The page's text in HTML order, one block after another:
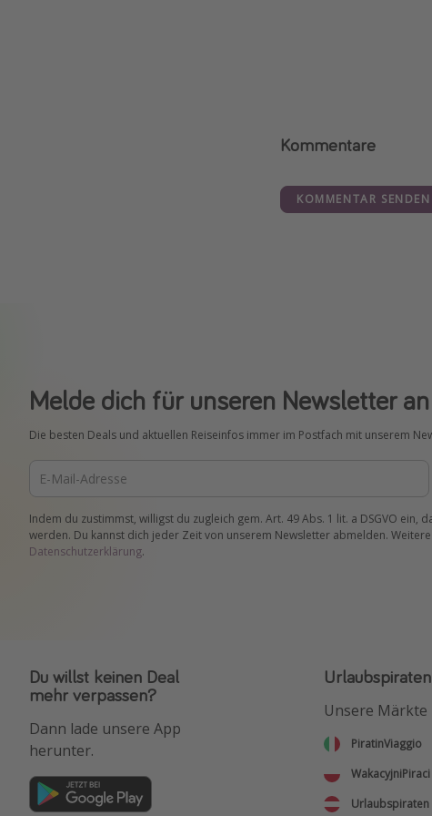
Kommentare
KOMMENTAR SENDEN
Melde dich für unseren Newsletter an
Die besten Deals und aktuellen Reiseinfos immer im Postfach mit unserem
Indem du zustimmst, willigst du zugleich gem. Art. 49 Abs. 1 lit. a DSGVO ein,
werden. Du kannst dich jeder Zeit von unserem Newsletter abmelden.
Datenschutzerklärung.
Du willst keinen Deal
mehr verpassen?
Dann lade unsere App
herunter.
Unsere Märkte
PiratinViaggio
WakacyjniPiraci
Urlaubspiraten